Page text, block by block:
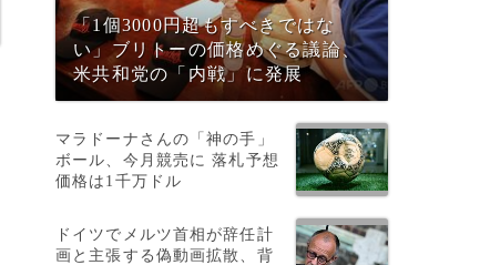
「1個3000円超もすべきではな
い」ブリトーの価格めぐる議論、
米共和党の「内戦」に発展
マラドーナさんの「神の手」
ボール、今月競売に 落札予想
価格は1千万ドル
ドイツでメルツ首相が辞任計
画と主張する偽動画拡散、背